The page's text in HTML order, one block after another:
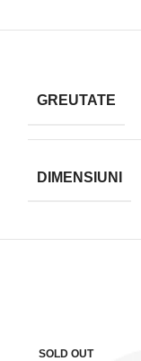
GREUTATE
DIMENSIUNI
SOLD OUT